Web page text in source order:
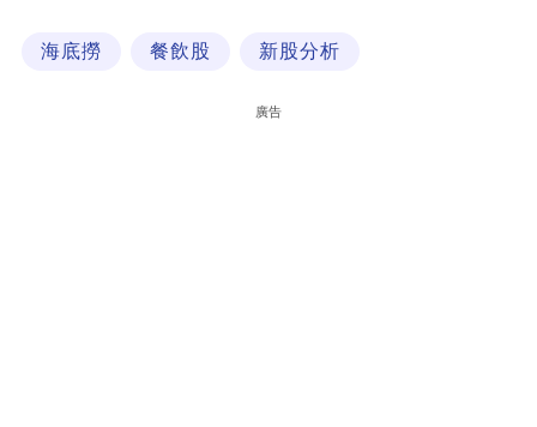
海底撈 餐飲股 新股分析
廣告